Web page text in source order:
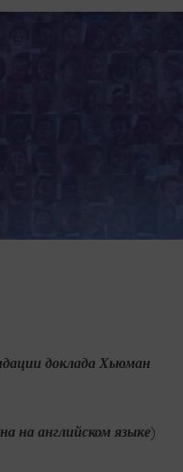
доклада Хьюман
на английском языке)